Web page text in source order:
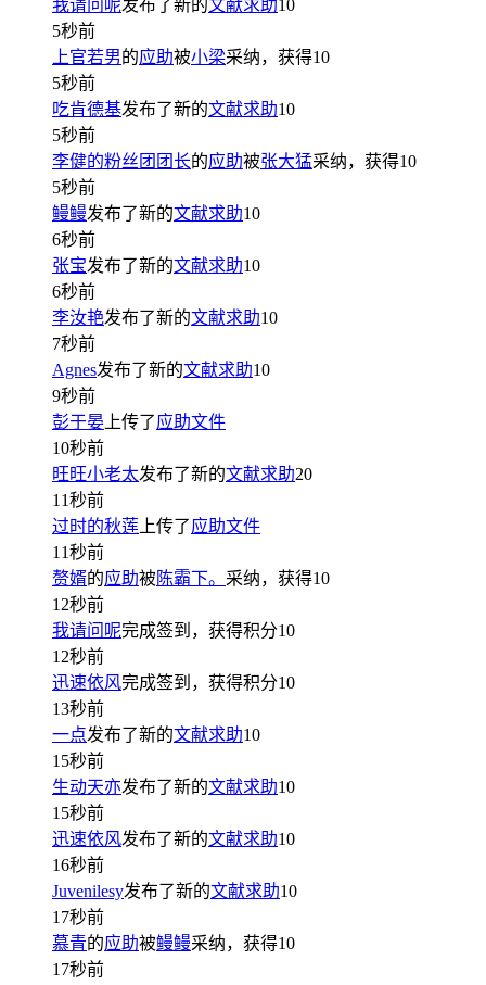
我请问呢发布了新的文献求助10
5秒前
上官若男的应助被小梁采纳，获得10
5秒前
吃肯德基发布了新的文献求助10
5秒前
李健的粉丝团团长的应助被张大猛采纳，获得10
5秒前
鳗鳗发布了新的文献求助10
6秒前
张宝发布了新的文献求助10
6秒前
李汝艳发布了新的文献求助10
7秒前
Agnes发布了新的文献求助10
9秒前
彭于晏 上传了应助文件
10秒前
旺旺小老太发布了新的文献求助20
11秒前
过时的秋莲 上传了应助文件
11秒前
赘婿的应助被陈霸下。 采纳，获得10
12秒前
我请问呢完成签到，获得积分10
12秒前
迅速依风完成签到，获得积分10
13秒前
一点发布了新的文献求助10
15秒前
生动天亦发布了新的文献求助10
15秒前
迅速依风发布了新的文献求助10
16秒前
Juvenilesy发布了新的文献求助10
17秒前
慕青的应助被鳗鳗采纳，获得10
17秒前